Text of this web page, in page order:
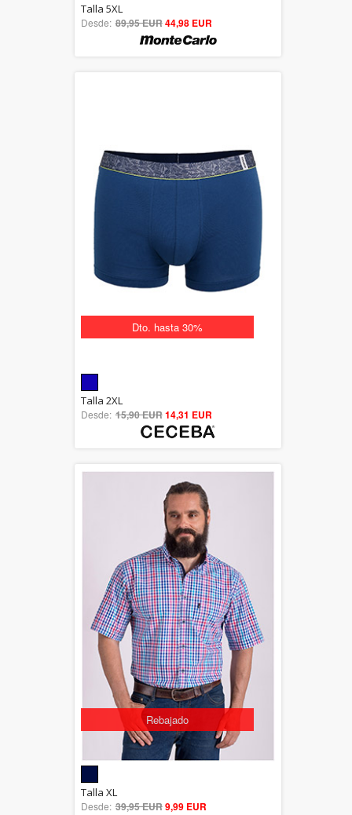
out of 5
Talla 5XL
Desde: 89,95 EUR44,98 EUR
Dto. hasta 30%
out of 5
Talla 2XL
Desde: 15,90 EUR14,31 EUR
Rebajado
out of 5
Talla XL
Desde: 39,95 EUR9,99 EUR